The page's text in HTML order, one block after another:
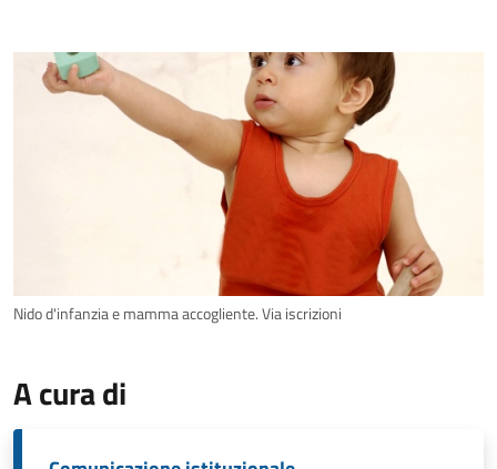
Nido d'infanzia e mamma accogliente. Via iscrizioni
A cura di